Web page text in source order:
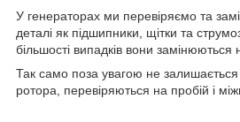
У генераторах ми перевіряємо та
деталі як підшипники, щітки та
більшості випадків вони замінюються
Так само поза увагою не залишається
ротора, перевіряються на пробій і